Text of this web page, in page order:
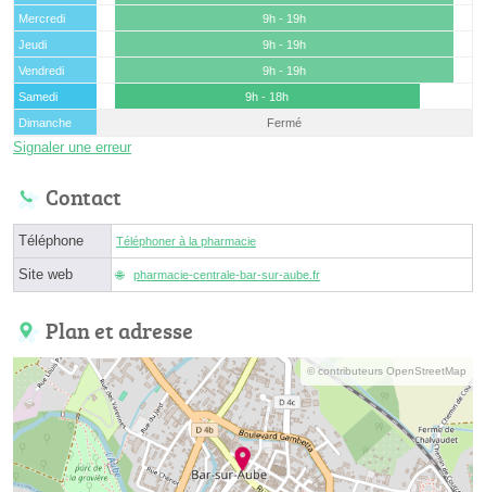
Mercredi
9h - 19h
Jeudi
9h - 19h
Vendredi
9h - 19h
Samedi
9h - 18h
Dimanche
Fermé
Signaler une erreur
Contact
Téléphone Téléphoner à la pharmacie
Site web pharmacie-centrale-bar-sur-aube.fr
Plan et adresse
© contributeurs OpenStreetMap